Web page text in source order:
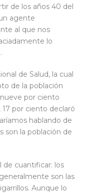
de los años 40 del
agente
al que nos
lo
de Salud, la cual
de la población
por ciento
por ciento declaró
hablando de
son la población de
de cuantificar: los
son las
Aunque lo